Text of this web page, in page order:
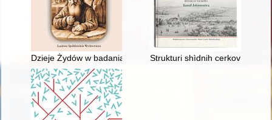
Dzieje Żydów w badaniach autora od czasów króla
Strukturi shìdnih cerkov na